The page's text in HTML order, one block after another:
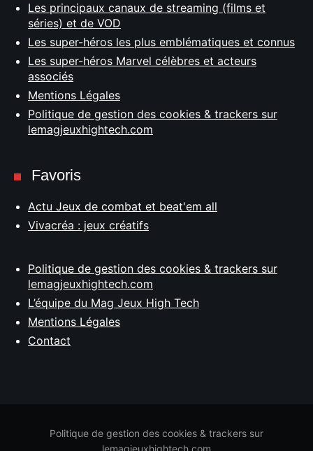
Les principaux canaux de streaming (films et
séries) et de VOD
Les super-héros les plus emblématiques et connus
Les super-héros Marvel célèbres et acteurs
associés
Mentions Légales
Politique de gestion des cookies & trackers sur
lemagjeuxhightech.com
Favoris
Actu Jeux de combat et beat'em all
Vivacréa : jeux créatifs
Politique de gestion des cookies & trackers sur
lemagjeuxhightech.com
L’équipe du Mag Jeux High Tech
Mentions Légales
Contact
Politique de gestion des cookies & trackers sur
lemagjeuxhightech.com